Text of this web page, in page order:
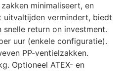
minimaliseert, en
uitvaltijden vermindert, biedt
return on investment.
uur (enkele configuratie).
PP-ventielzakken.
Optioneel ATEX- en